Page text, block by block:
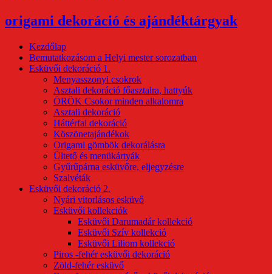
origami dekoráció és ajándéktárgyak
Kezdőlap
Bemutatkozásom a Helyi mester sorozatban
Esküvői dekoráció 1.
Menyasszonyi csokrok
Asztali dekoráció főasztalra, hattyúk
ÖRÖK Csokor minden alkalomra
Asztali dekoráció
Háttérfal dekoráció
Köszönetajándékok
Origami gömbök dekorálásra
Ültető és menükártyák
Gyűrűpárna esküvőre, eljegyzésre
Szalvéták
Esküvői dekoráció 2.
Nyári vitorlásos esküvő
Esküvői kollekciók
Esküvői Darumadár kollekció
Esküvői Szív kollekció
Esküvői Liliom kollekció
Piros -fehér esküvői dekoráció
Zöld-fehér esküvő